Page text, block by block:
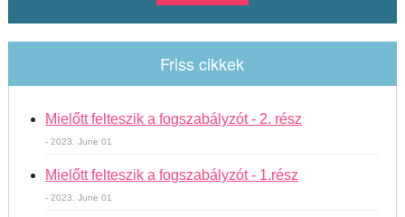
Friss cikkek
Mielőtt felteszik a fogszabályzót - 2. rész
- 2023. June 01
Mielőtt felteszik a fogszabályzót - 1.rész
- 2023. June 01